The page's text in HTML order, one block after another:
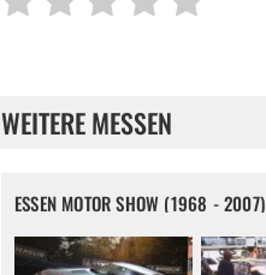
WEITERE MESSEN
ESSEN MOTOR SHOW (1968 - 2007)